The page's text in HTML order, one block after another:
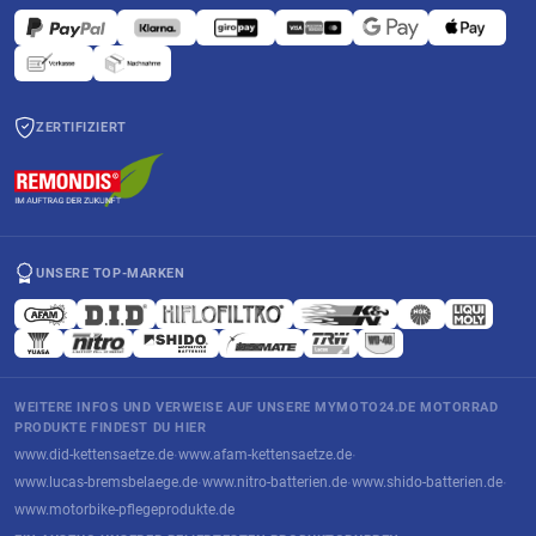
ZERTIFIZIERT
UNSERE TOP-MARKEN
WEITERE INFOS UND VERWEISE AUF UNSERE MYMOTO24.DE MOTORRAD
PRODUKTE FINDEST DU HIER
www.did-kettensaetze.de·www.afam-kettensaetze.de·
www.lucas-bremsbelaege.de·www.nitro-batterien.de·www.shido-batterien.de·
www.motorbike-pflegeprodukte.de